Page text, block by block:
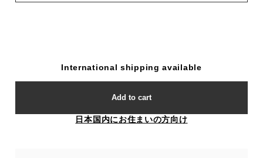
International shipping available
Add to cart
日本国内にお住まいの方向け